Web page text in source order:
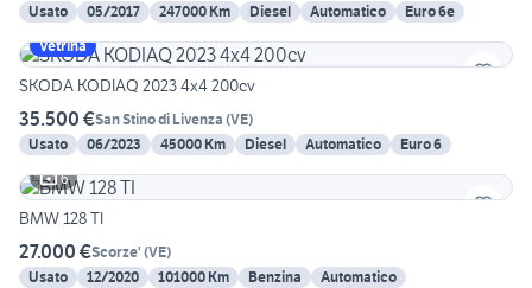
Usato
05/2017 247000 Km Diesel Automatico
Euro 6e
Vetrina
SKODA KODIAQ 2023 4x4 200cv
35.500 €San Stino di Livenza (VE)
Usato
06/2023 45000 Km Diesel Automatico
Euro 6
6
BMW 128 TI
27.000 €Scorze' (VE)
Usato
12/2020 101000 Km Benzina
Automatico